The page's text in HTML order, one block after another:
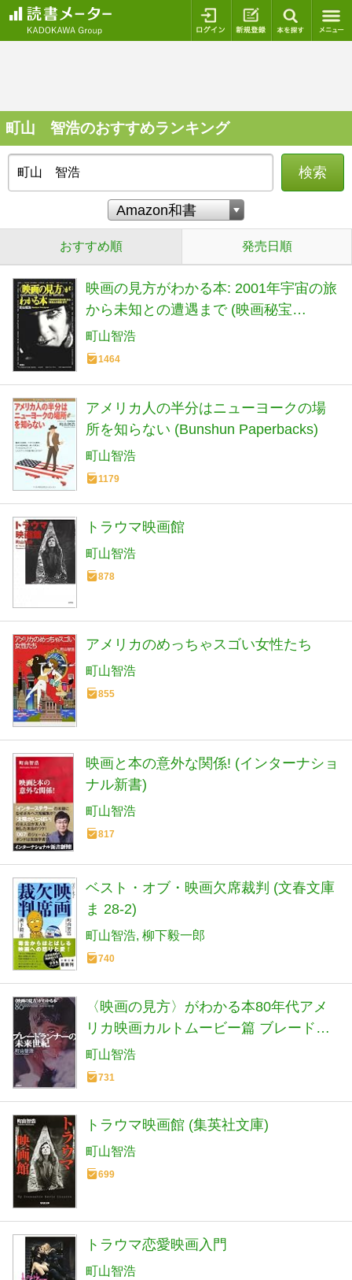
ログイン 新規登録
町山 智浩のおすすめランキング
検索
おすすめ順 発売日順
映画の見方がわかる本: 2001年宇宙の旅
から未知との遭遇まで (映画秘宝
COLLECTION 22)
町山智浩
1464
アメリカ人の半分はニューヨークの場
所を知らない (Bunshun Paperbacks)
町山智浩
1179
トラウマ映画館
町山智浩
878
アメリカのめっちゃスゴい女性たち
町山智浩
855
映画と本の意外な関係! (インターナショ
ナル新書)
町山智浩
817
ベスト・オブ・映画欠席裁判 (文春文庫
ま 28-2)
町山智浩 柳下毅一郎
740
〈映画の見方〉がわかる本80年代アメ
リカ映画カルトムービー篇 ブレードラ
ンナーの未来世紀
町山智浩
731
トラウマ映画館 (集英社文庫)
町山智浩
699
トラウマ恋愛映画入門
町山智浩